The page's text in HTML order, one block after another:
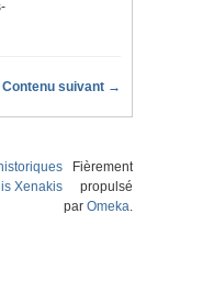
Contenu suivant →
Xenakis
Fièrement
propulsé
par Omeka.